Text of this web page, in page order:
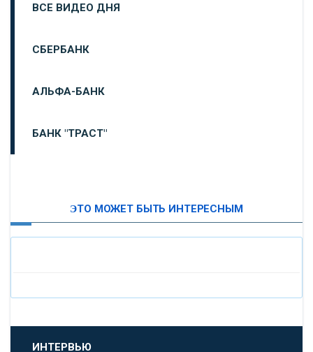
ВСЕ ВИДЕО ДНЯ
СБЕРБАНК
АЛЬФА-БАНК
БАНК "ТРАСТ"
«БАНК САНКТ-ПЕТЕРБУРГ»
«ПРОМСВЯЗЬБАНК»
ЭТО МОЖЕТ БЫТЬ ИНТЕРЕСНЫМ
ИНТЕРВЬЮ